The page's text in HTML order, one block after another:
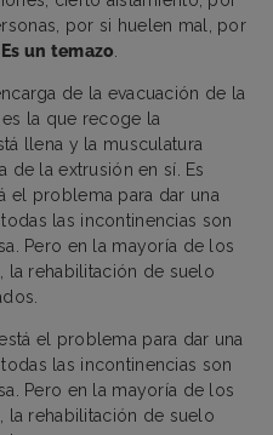
por si huelen mal, por
Es un temazo
de la evacuación de la
la que recoge la
llena y la musculatura
de la extrusión en sí. Es
el problema para dar una
las incontinencias son
Pero en la mayoría de los
, la rehabilitación de suelo
el problema para dar una
las incontinencias son
Pero en la mayoría de los
la rehabilitación de suelo